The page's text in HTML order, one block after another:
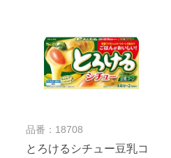
品番：18708
とろけるシチュー豆乳コ